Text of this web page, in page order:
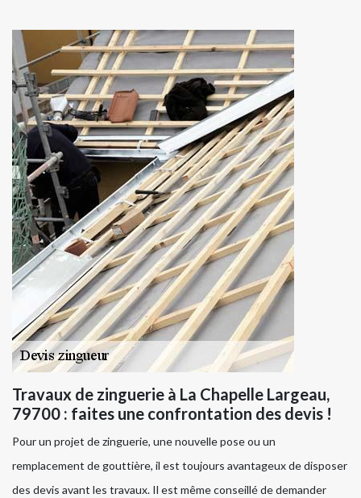
Travaux de zinguerie à La Chapelle Largeau,
79700 : faites une confrontation des devis !
Pour un projet de zinguerie, une nouvelle pose ou un
remplacement de gouttière, il est toujours avantageux de disposer
des devis avant les travaux. Il est même conseillé de demander